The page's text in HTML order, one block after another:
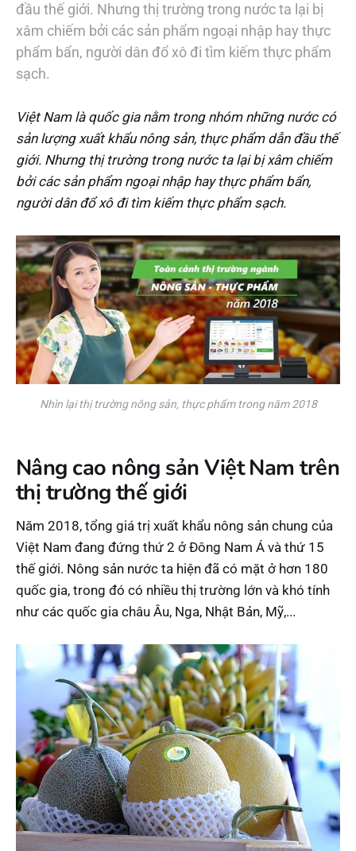
đầu thế giới. Nhưng thị trường trong nước ta lại bị
xâm chiếm bởi các sản phẩm ngoại nhập hay thực
phẩm bẩn, người dân đổ xô đi tìm kiếm thực phẩm
sạch.
Việt Nam là quốc gia nằm trong nhóm những nước có
sản lượng xuất khẩu nông sản, thực phẩm dẫn đầu thế
giới. Nhưng thị trường trong nước ta lại bị xâm chiếm
bởi các sản phẩm ngoại nhập hay thực phẩm bẩn,
người dân đổ xô đi tìm kiếm thực phẩm sạch.
Nhìn lại thị trường nông sản, thực phẩm trong năm 2018
Nâng cao nông sản Việt Nam trên
thị trường thế giới
Năm 2018, tổng giá trị xuất khẩu nông sản chung của
Việt Nam đang đứng thứ 2 ở Đông Nam Á và thứ 15
thế giới. Nông sản nước ta hiện đã có mặt ở hơn 180
quốc gia, trong đó có nhiều thị trường lớn và khó tính
như các quốc gia châu Âu, Nga, Nhật Bản, Mỹ,...